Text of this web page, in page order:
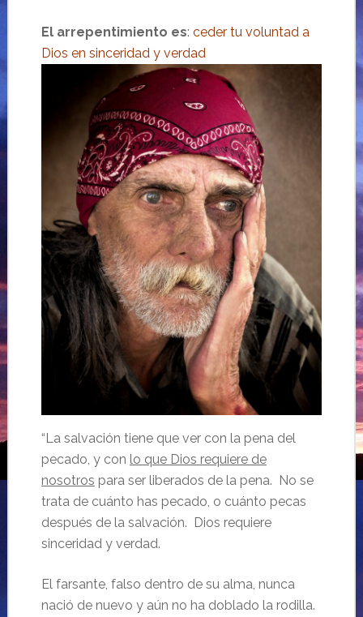
El arrepentimiento es: ceder tu voluntad a
Dios en sinceridad y verdad
“La salvación tiene que ver con la pena del
pecado, y con lo que Dios requiere de
nosotros para ser liberados de la pena. No se
trata de cuánto has pecado, o cuánto pecas
después de la salvación. Dios requiere
sinceridad y verdad.
El farsante, falso dentro de su alma, nunca
nació de nuevo y aún no ha doblado la rodilla.